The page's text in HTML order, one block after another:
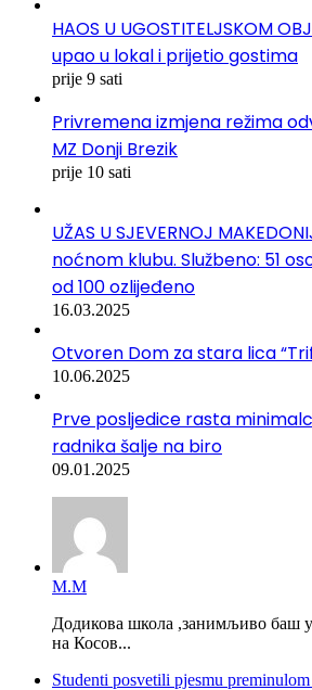
HAOS U UGOSTITELJSKOM
upao u lokal i prijetio gostima
prije 9 sati
Privremena izmjena režima
MZ Donji Brezik
prije 10 sati
UŽAS U SJEVERNOJ
noćnom klubu. Službeno: 51
od 100 ozlijeđeno
16.03.2025
Otvoren Dom za stara lica
10.06.2025
Prve posljedice rasta
radnika šalje na biro
09.01.2025
М.М
Додикова школа ,занимљиво баш
на Косов...
Studenti posvetili pjesmu